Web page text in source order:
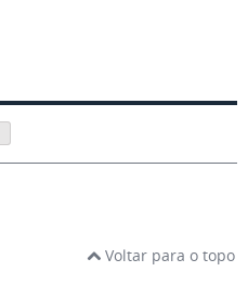
Voltar para o topo